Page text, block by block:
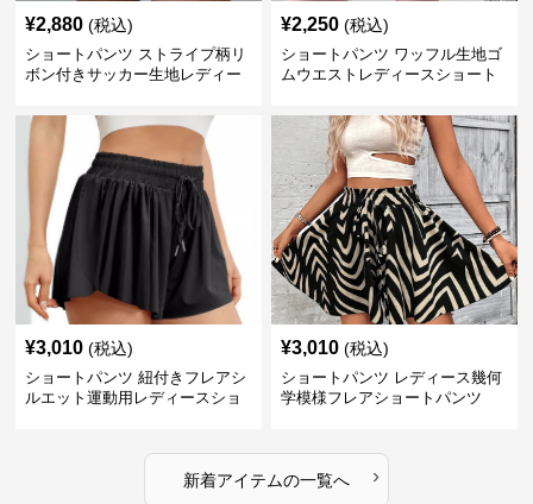
¥2,880 (税込)
ショートパンツ ストライプ柄リ
ボン付きサッカー生地レディー
¥2,250 (税込)
ショートパンツ ワッフル生地ゴ
ムウエストレディースショート
¥3,010 (税込)
ショートパンツ 紐付きフレアシ
ルエット運動用レディースショ
¥3,010 (税込)
ショートパンツ レディース幾何
学模様フレアショートパンツ
新着アイテムの一覧へ ›